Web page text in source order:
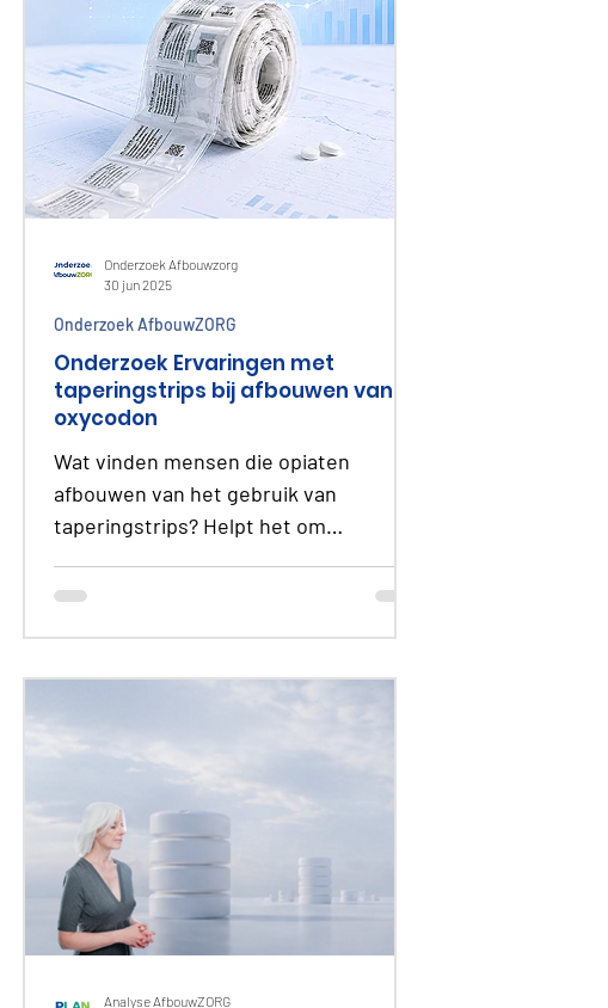
Onderzoek Ervaringen met
taperingstrips bij afbouwen van
oxycodon
Wat vinden mensen die opiaten
afbouwen van het gebruik van
taperingstrips? Helpt het om
Afbouwzorg Nederland onderzocht de
taperingstrips. ​​ Twee respondenten
Hoe ervaren mensen taperingstrips bij
het afbouwen van oxycodon? Ik had
minder last van
ontwenningsverschijnselen dan met
de standaarddoseringen: 10 x
genoemd Ik had meer last van
ontwenningsversc
Onderzoek AfbouwZORG
Onderzoek Afbouwzorg
30 jun 2025
Analyse AfbouwZORG